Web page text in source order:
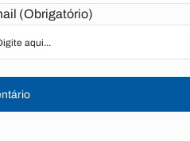
(Obrigatório)